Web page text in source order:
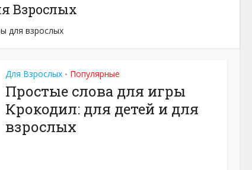
Взрослых
для взрослых
Для Взрослых • Популярные
Простые слова для игры
Крокодил: для детей и для
взрослых